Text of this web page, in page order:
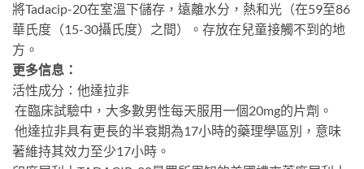
將Tadacip-20在室溫下儲存，遠離水分，熱和光（在59至86
華氏度（15-30攝氏度）之間）。存放在兒童接觸不到的地
方。
更多信息：
活性成分：他達拉非
在臨床試驗中，大多數男性每天服用一個20mg的片劑。
他達拉非具有更長的半衰期為17小時的藥理學區別，意味
著維持其效力至少17小時。